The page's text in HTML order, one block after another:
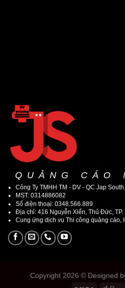
QUẢNG CÁO
Công Ty TMHH TM - DV - QC Jap South.
MST: 0314886082
Số điện thoại: 0348.566.889
Địa chỉ: 416 Nguyễn Xiển, Thủ Đức, TP.
Cung ứng dịch vụ Thi công quảng cáo,
Copyright 2026 © Designed